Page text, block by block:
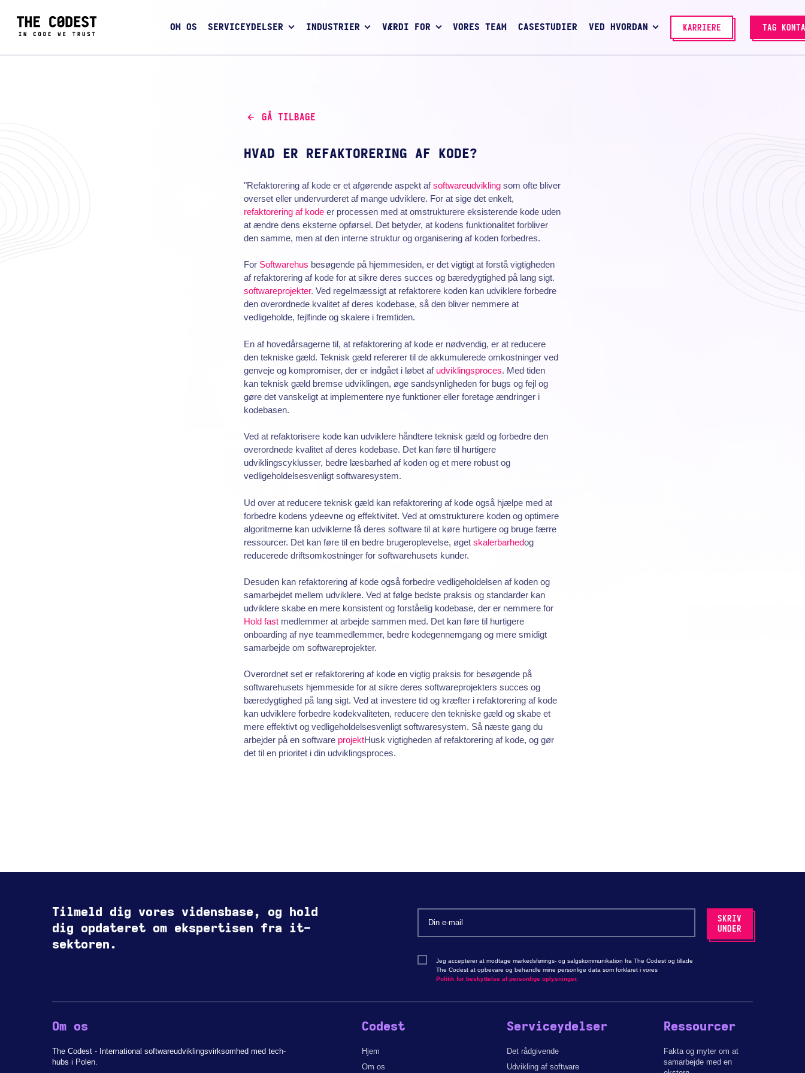
OM OS SERVICEYDELSER INDUSTRIER VÆRDI FOR VORES TEAM CASESTUDIER VED HVORDAN KARRIERE TAG
GÅ TILBAGE
HVAD ER REFAKTORERING AF KODE?
"Refaktorering af kode er et afgørende aspekt afsoftwareudviklingsom ofte bliver
overset eller undervurderet af mange udviklere. For at sige det enkelt,
refaktorering af kodeer processen med at omstrukturere eksisterende kode uden
at ændre dens eksterne opførsel. Det betyder, at kodens funktionalitet forbliver
den samme, men at den interne struktur og organisering af koden forbedres.
For Softwarehus besøgende på hjemmesiden, er det vigtigt at forstå vigtigheden
af refaktorering af kode for at sikre deres succes og bæredygtighed på lang sigt.
softwareprojekter. Ved regelmæssigt at refaktorere koden kan udviklere forbedre
den overordnede kvalitet af deres kodebase, så den bliver nemmere at
vedligeholde, fejlfinde og skalere i fremtiden.
En af hovedårsagerne til, at refaktorering af kode er nødvendig, er at reducere
den tekniske gæld. Teknisk gæld refererer til de akkumulerede omkostninger ved
genveje og kompromiser, der er indgået i løbet af udviklingsproces. Med tiden
kan teknisk gæld bremse udviklingen, øge sandsynligheden for bugs og fejl og
gøre det vanskeligt at implementere nye funktioner eller foretage ændringer i
kodebasen.
Ved at refaktorisere kode kan udviklere håndtere teknisk gæld og forbedre den
overordnede kvalitet af deres kodebase. Det kan føre til hurtigere
udviklingscyklusser, bedre læsbarhed af koden og et mere robust og
vedligeholdelsesvenligt softwaresystem.
Ud over at reducere teknisk gæld kan refaktorering af kode også hjælpe med at
forbedre kodens ydeevne og effektivitet. Ved at omstrukturere koden og optimere
algoritmerne kan udviklerne få deres software til at køre hurtigere og bruge færre
ressourcer. Det kan føre til en bedre brugeroplevelse, øget skalerbarhedog
reducerede driftsomkostninger for softwarehusets kunder.
Desuden kan refaktorering af kode også forbedre vedligeholdelsen af koden og
samarbejdet mellem udviklere. Ved at følge bedste praksis og standarder kan
udviklere skabe en mere konsistent og forståelig kodebase, der er nemmere for
Hold fastmedlemmer at arbejde sammen med. Det kan føre til hurtigere
onboarding af nye teammedlemmer, bedre kodegennemgang og mere smidigt
samarbejde om softwareprojekter.
Overordnet set er refaktorering af kode en vigtig praksis for besøgende på
softwarehusets hjemmeside for at sikre deres softwareprojekters succes og
bæredygtighed på lang sigt. Ved at investere tid og kræfter i refaktorering af kode
kan udviklere forbedre kodekvaliteten, reducere den tekniske gæld og skabe et
mere effektivt og vedligeholdelsesvenligt softwaresystem. Så næste gang du
arbejder på en software projektHusk vigtigheden af refaktorering af kode, og gør
det til en prioritet i din udviklingsproces.
Tilmeld dig vores vidensbase, og hold
dig opdateret om ekspertisen fra it-
sektoren.
Jeg accepterer at modtage markedsførings- og salgskommunikation fra The Codest og tillade
The Codest at opbevare og behandle mine personlige data som forklaret i vores
Politik for beskyttelse af personlige oplysninger.
Om os
The Codest - International softwareudviklingsvirksomhed med tech-
hubs i Polen.
Codest
Hjem
Om os
Serviceydelser
Det rådgivende
Udvikling af software
Ressourcer
Fakta og myter om at
samarbejde med en